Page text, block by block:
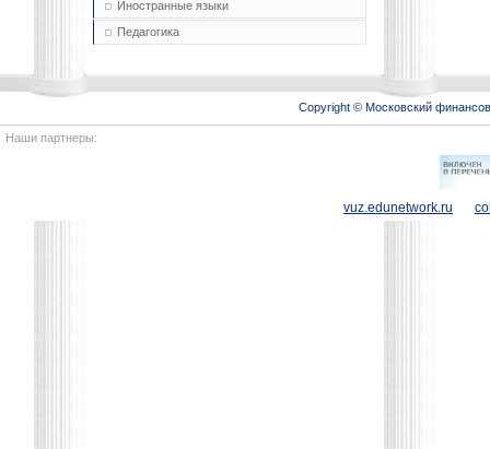
Иностранные языки
Педагогика
Copyright © Московский
Наши партнеры:
vuz.edunetwork.ru